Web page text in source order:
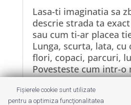
Lasa-ti imaginatia sa
descrie strada ta
sau cum ti-ar placea
Lunga, scurta, lata, cu
flori, copaci, parcuri,
Povesteste cum intr-o
iarna ai iesit pana
auzit...
Fișierele cookie sunt utilizate
pentru a optimiza funcţionalitatea